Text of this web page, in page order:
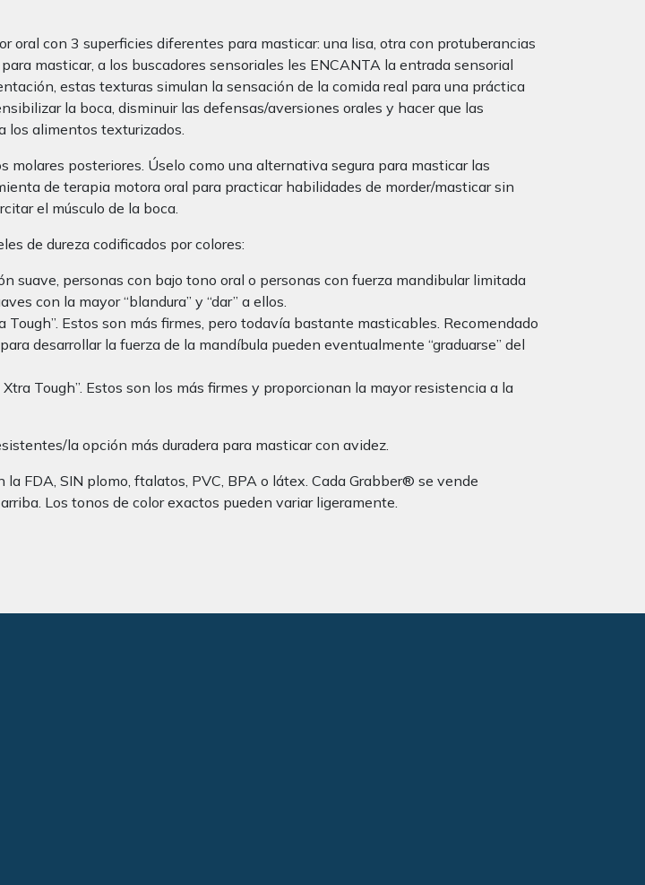
oral con 3 superficies diferentes para masticar: una lisa, otra con protuberancias
masticar, a los buscadores sensoriales les ENCANTA la entrada sensorial
estas texturas simulan la sensación de la comida real para una práctica
la boca, disminuir las defensas/aversiones orales y hacer que las
los alimentos texturizados.
posteriores. Úselo como una alternativa segura para masticar las
de terapia motora oral para practicar habilidades de morder/masticar sin
el músculo de la boca.
de dureza codificados por colores:
suave, personas con bajo tono oral o personas con fuerza mandibular limitada
con la mayor “blandura” y “dar” a ellos.
Estos son más firmes, pero todavía bastante masticables. Recomendado
desarrollar la fuerza de la mandíbula pueden eventualmente “graduarse” del
Tough”. Estos son los más firmes y proporcionan la mayor resistencia a la
la opción más duradera para masticar con avidez.
FDA, SIN plomo, ftalatos, PVC, BPA o látex. Cada Grabber® se vende
Los tonos de color exactos pueden variar ligeramente.